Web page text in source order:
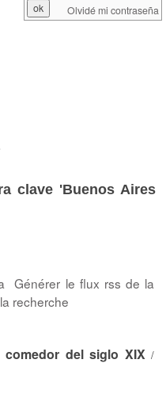
clave 'Buenos Aires
Générer le flux rss de la
recherche
del siglo XIX/
Olvidé mi contraseña